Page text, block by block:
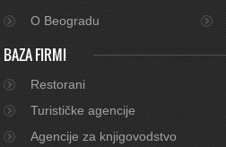
O Beogradu
BAZA FIRMI
Restorani
Turističke agencije
Agencije za knjigovodstvo